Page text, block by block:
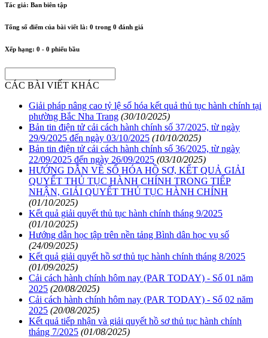
Tác giả: Ban biên tập
Tổng số điểm của bài viết là: 0 trong 0 đánh giá
Xếp hạng: 0 - 0 phiếu bầu
CÁC BÀI VIẾT KHÁC
Giải pháp nâng cao tỷ lệ số hóa kết quả thủ tục hành chính tại
phường Bắc Nha Trang (30/10/2025)
Bản tin điện tử cải cách hành chính số 37/2025, từ ngày
29/9/2025 đến ngày 03/10/2025 (10/10/2025)
Bản tin điện tử cải cách hành chính số 36/2025, từ ngày
22/09/2025 đến ngày 26/09/2025 (03/10/2025)
HƯỚNG DẪN VỀ SỐ HÓA HỒ SƠ, KẾT QUẢ GIẢI
QUYẾT THỦ TỤC HÀNH CHÍNH TRONG TIẾP
NHẬN, GIẢI QUYẾT THỦ TỤC HÀNH CHÍNH
(01/10/2025)
Kết quả giải quyết thủ tục hành chính tháng 9/2025
(01/10/2025)
Hướng dẫn học tập trên nền tảng Bình dân học vụ số
(24/09/2025)
Kết quả giải quyết hồ sơ thủ tục hành chính tháng 8/2025
(01/09/2025)
Cải cách hành chính hôm nay (PAR TODAY) - Số 01 năm
2025 (20/08/2025)
Cải cách hành chính hôm nay (PAR TODAY) - Số 02 năm
2025 (20/08/2025)
Kết quả tiếp nhận và giải quyết hồ sơ thủ tục hành chính
tháng 7/2025 (01/08/2025)